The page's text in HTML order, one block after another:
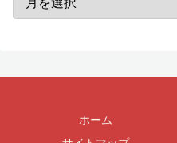
ホーム